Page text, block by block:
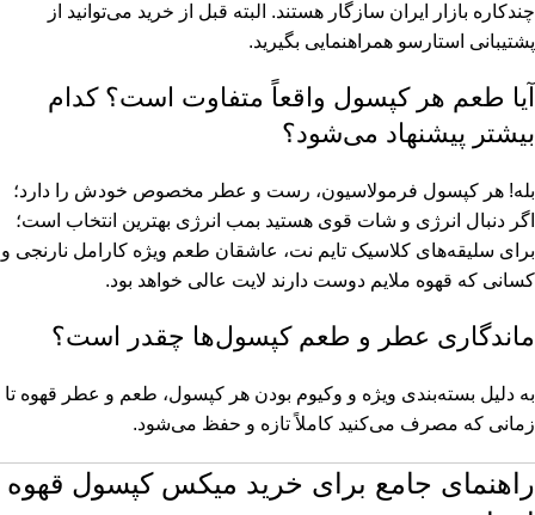
چندکاره بازار ایران سازگار هستند. البته قبل از خرید می‌توانید از
پشتیبانی استارسو همراهنمایی بگیرید.
آیا طعم هر کپسول واقعاً متفاوت است؟ کدام
بیشتر پیشنهاد می‌شود؟
بله! هر کپسول فرمولاسیون، رست و عطر مخصوص خودش را دارد؛
اگر دنبال انرژی و شات قوی هستید بمب انرژی بهترین انتخاب است؛
برای سلیقه‌های کلاسیک تایم نت، عاشقان طعم ویژه کارامل نارنجی و
کسانی که قهوه ملایم دوست دارند لایت عالی خواهد بود.
ماندگاری عطر و طعم کپسول‌ها چقدر است؟
به دلیل بسته‌بندی ویژه و وکیوم بودن هر کپسول، طعم و عطر قهوه تا
زمانی که مصرف می‌کنید کاملاً تازه و حفظ می‌شود.
راهنمای جامع برای خرید میکس کپسول قهوه